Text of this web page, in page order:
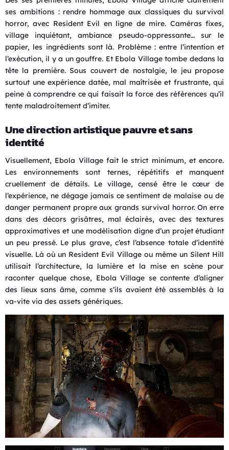
ses ambitions : rendre hommage aux classiques du survival
horror, avec Resident Evil en ligne de mire. Caméras fixes,
village inquiétant, ambiance pseudo-oppressante… sur le
papier, les ingrédients sont là. Problème : entre l’intention et
l’exécution, il y a un gouffre. Et Ebola Village tombe dedans la
tête la première. Sous couvert de nostalgie, le jeu propose
surtout une expérience datée, mal maîtrisée et frustrante, qui
peine à comprendre ce qui faisait la force des références qu’il
tente maladroitement d’imiter.
Une direction artistique pauvre et sans
identité
Visuellement, Ebola Village fait le strict minimum, et encore.
Les environnements sont ternes, répétitifs et manquent
cruellement de détails. Le village, censé être le cœur de
l’expérience, ne dégage jamais ce sentiment de malaise ou de
danger permanent propre aux grands survival horror. On erre
dans des décors grisâtres, mal éclairés, avec des textures
approximatives et une modélisation digne d’un projet étudiant
un peu pressé. Le plus grave, c’est l’absence totale d’identité
visuelle. Là où un Resident Evil Village ou même un Silent Hill
utilisait l’architecture, la lumière et la mise en scène pour
raconter quelque chose, Ebola Village se contente d’aligner
des lieux sans âme, comme s’ils avaient été assemblés à la
va-vite via des assets génériques.